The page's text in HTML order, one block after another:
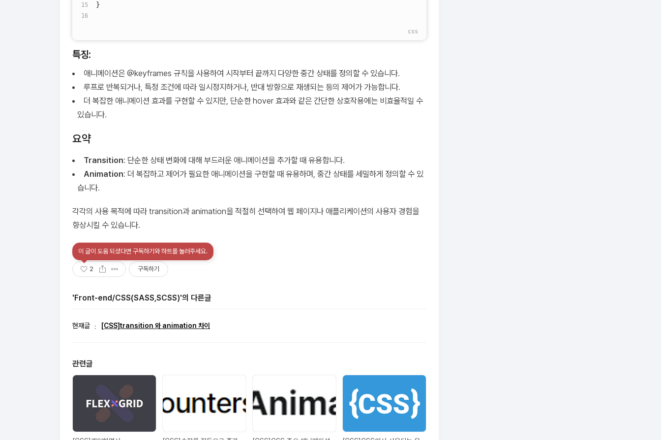
}
특징:
애니메이션은 @keyframes 규칙을 사용하여 시작부터 끝까지 다양한 중간 상태를 정의할 수 있습니다.
루프로 반복되거나, 특정 조건에 따라 일시정지하거나, 반대 방향으로 재생되는 등의 제어가 가능합니다.
더 복잡한 애니메이션 효과를 구현할 수 있지만, 단순한 hover 효과와 같은 간단한 상호작용에는 비효율적일 수
있습니다.
요약
Transition: 단순한 상태 변화에 대해 부드러운 애니메이션을 추가할 때 유용합니다.
Animation: 더 복잡하고 제어가 필요한 애니메이션을 구현할 때 유용하며, 중간 상태를 세밀하게 정의할 수 있
습니다.
각각의 사용 목적에 따라 transition과 animation을 적절히 선택하여 웹 페이지나 애플리케이션의 사용자 경험을
향상시킬 수 있습니다.
2 구독하기
이 글이 도움 되셨다면 구독하기와 하트를 눌러주세요.
'Front-end/CSS(SASS,SCSS)'의 다른글
현재글 [CSS]transition 와 animation 차이
관련글